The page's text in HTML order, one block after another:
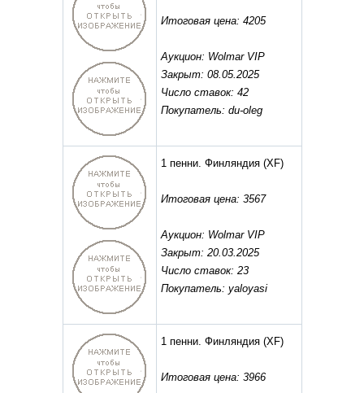
Итоговая цена: 4205
Аукцион: Wolmar VIP
Закрыт: 08.05.2025
Число ставок: 42
Покупатель: du-oleg
1 пенни. Финляндия(XF)
Итоговая цена: 3567
Аукцион: Wolmar VIP
Закрыт: 20.03.2025
Число ставок: 23
Покупатель: yaloyasi
1 пенни. Финляндия(XF)
Итоговая цена: 3966